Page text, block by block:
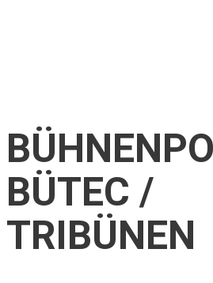
BÜTEC /
TRIBÜNEN